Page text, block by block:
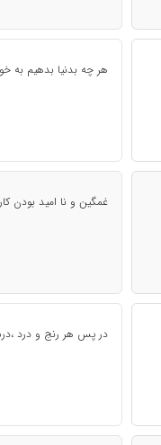
هر چه بدنیا بدهیم به
غمگین و نا امید بودن
در پس هر رنج و درد